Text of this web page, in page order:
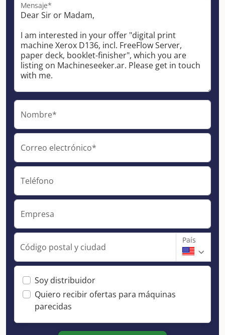
Mensaje*
Nombre*
Correo electrónico*
Teléfono
Empresa
Código postal y ciudad
País
Soy distribuidor
Quiero recibir ofertas para máquinas
parecidas